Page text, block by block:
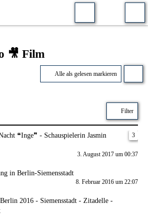
🎥 Film
Alle als gelesen markieren
Filter
❝Inge❞ - Schauspielerin Jasmin
3
3. August 2017 um 00:37
in Berlin-Siemensstadt
8. Februar 2016 um 22:07
2016 - Siemensstadt - Zitadelle -